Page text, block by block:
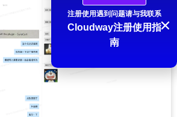
注册使用遇到问题请与我联系
Cloudway注册使用指
南